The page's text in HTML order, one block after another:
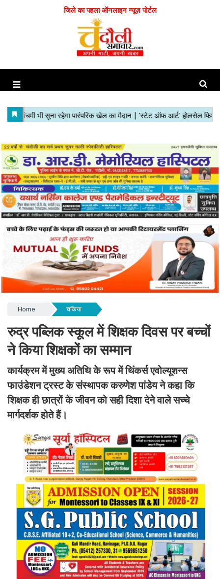
जिले का पहला ऑनलाइन न्यूज़ पोर्टल
Home चकिया
रुद्र पब्लिक स्कूल में शिक्षक दिवस पर बच्चों
ने किया शिक्षकों का सम्मान
कार्यक्रम में मुख्य अतिथि के रूप में थिंकर्स एवोल्यूशन्स
फाउंडेशन ट्रस्ट के संस्थापक करुणेश पांडेय ने कहा कि
शिक्षक ही छात्रों के जीवन को सही दिशा देने वाले सच्चे
मार्गदर्शक होते हैं।